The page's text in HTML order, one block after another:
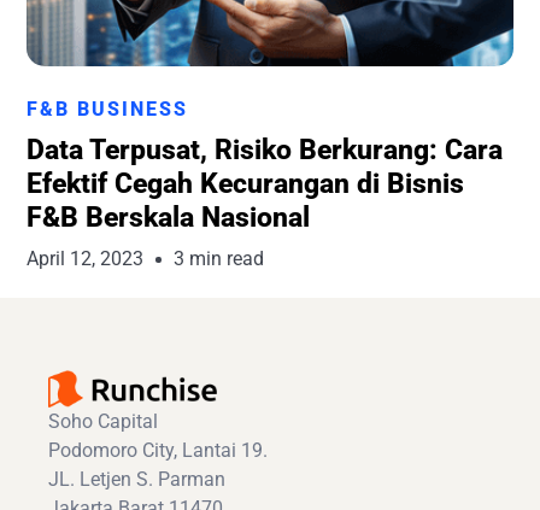
Runchise Team
F&B BUSINESS
Data Terpusat, Risiko Berkurang: Cara
Efektif Cegah Kecurangan di Bisnis
F&B Berskala Nasional
April 12, 2023 3 min read
Soho Capital
Podomoro City, Lantai 19.
JL. Letjen S. Parman